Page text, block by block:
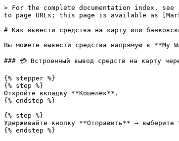
> For the complete documentation index,
to page URLs; this page is available as
# Как вывести средства на карту или
Вы можете вывести средства напрямую в **My
### 💳 Встроенный вывод средств на карту
{% stepper %}
{% step %}
Откройте вкладку **Кошелёк**.
{% endstep %}
{% step %}
Удерживайте кнопку **Отправить** →
{% endstep %}